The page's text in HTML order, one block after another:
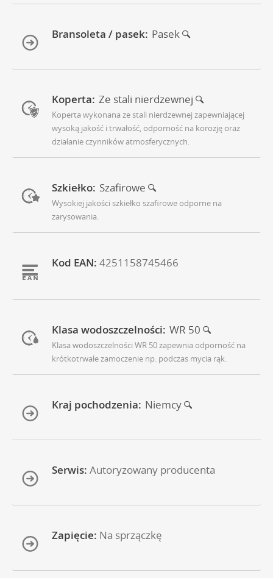
Bransoleta / pasek: Pasek
Koperta: Ze stali nierdzewnej
Koperta wykonana ze stali nierdzewnej zapewniającej
wysoką jakość i trwałość, odporność na korozję oraz
działanie czynników atmosferycznych.
Szkiełko: Szafirowe
Wysokiej jakości szkiełko szafirowe odporne na
zarysowania.
Kod EAN: 4251158745466
Klasa wodoszczelności: WR 50
Klasa wodoszczelności WR 50 zapewnia odporność na
krótkotrwałe zamoczenie np. podczas mycia rąk.
Kraj pochodzenia: Niemcy
Serwis: Autoryzowany producenta
Zapięcie: Na sprzączkę